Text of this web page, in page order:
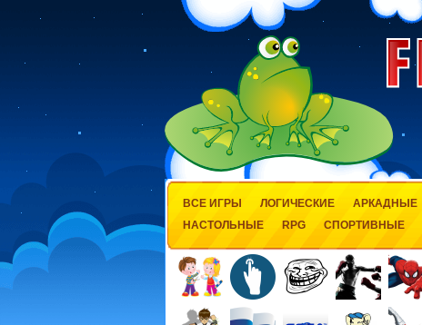
ВСЕ ИГРЫ ЛОГИЧЕСКИЕ АРКАДНЫЕ
НАСТОЛЬНЫЕ
RPG СПОРТИВНЫЕ